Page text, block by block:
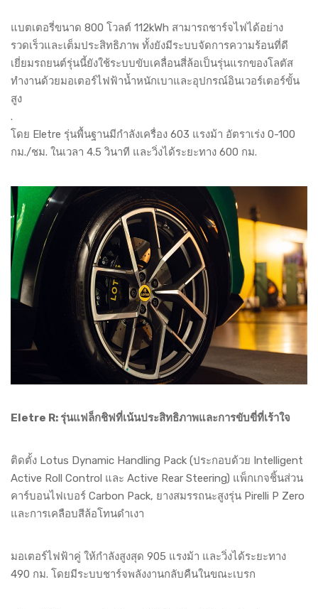
แบตเตอรี่ขนาด 800 โวลต์ 112kWh สามารถชาร์จไฟได้อย่าง
รวดเร็วและเต็มประสิทธิภาพ ทั้งยังมีระบบจัดการความร้อนที่ดี
เยี่ยมรถยนต์รุ่นนี้ยังใช้ระบบขับเคลื่อนสี่ล้อเป็นรุ่นแรกของโลตัส
ทำงานด้วยมอเตอร์ไฟฟ้าน้ำหนักเบาและอุปกรณ์อินเวอร์เตอร์ขั้น
สูง
.
โดย Eletre รุ่นพื้นฐานมีกำลังเครื่อง 603 แรงม้า อัตราเร่ง 0-100
กม./ชม. ในเวลา 4.5 วินาที และวิ่งได้ระยะทาง 600 กม.
Eletre R: รุ่นแฟล็กชิฟที่เน้นประสิทธิภาพและการขับขี่ที่เร้าใจ
ติดตั้ง Lotus Dynamic Handling Pack (ประกอบด้วย Intelligent
Active Roll Control และ Active Rear Steering) แพ็กเกจชิ้นส่วน
คาร์บอนไฟเบอร์ Carbon Pack, ยางสมรรถนะสูงรุ่น Pirelli P Zero
และการเคลือบสีล้อโทนดำเงา
มอเตอร์ไฟฟ้าคู่ ให้กำลังสูงสุด 905 แรงม้า และวิ่งได้ระยะทาง
490 กม. โดยมีระบบชาร์จพลังงานกลับคืนในขณะเบรก